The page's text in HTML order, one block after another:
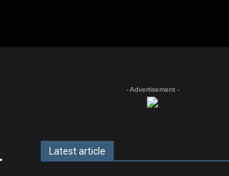
- Advertisement -
Latest article